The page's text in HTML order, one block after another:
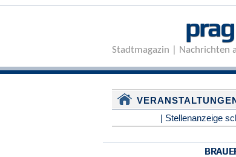
Stadtmagazin | Nachrichten
| Stellenanzeige